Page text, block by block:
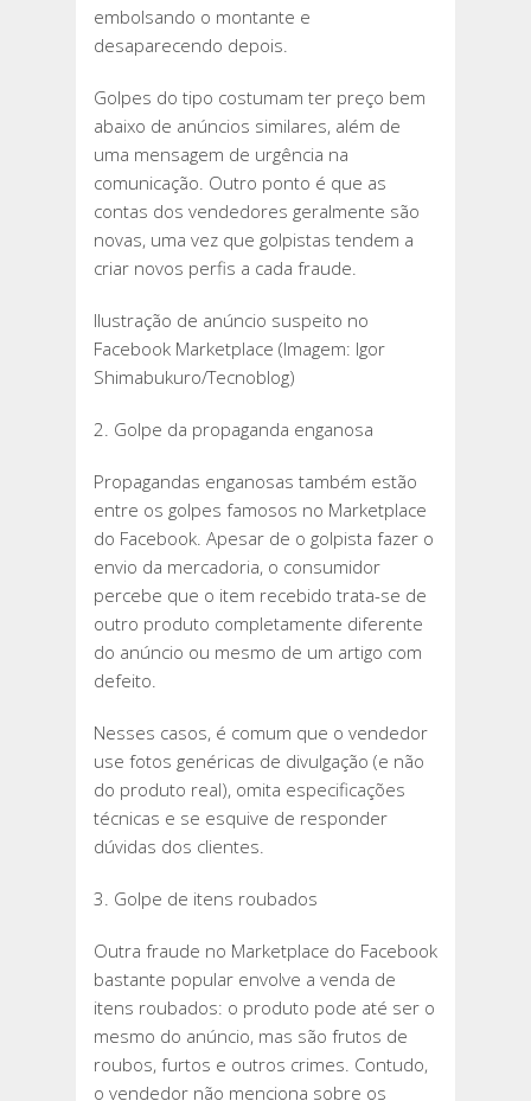
embolsando o montante e
desaparecendo depois.
Golpes do tipo costumam ter preço bem
abaixo de anúncios similares, além de
uma mensagem de urgência na
comunicação. Outro ponto é que as
contas dos vendedores geralmente são
novas, uma vez que golpistas tendem a
criar novos perfis a cada fraude.
Ilustração de anúncio suspeito no
Facebook Marketplace (Imagem: Igor
Shimabukuro/Tecnoblog)
2. Golpe da propaganda enganosa
Propagandas enganosas também estão
entre os golpes famosos no Marketplace
do Facebook. Apesar de o golpista fazer o
envio da mercadoria, o consumidor
percebe que o item recebido trata-se de
outro produto completamente diferente
do anúncio ou mesmo de um artigo com
defeito.
Nesses casos, é comum que o vendedor
use fotos genéricas de divulgação (e não
do produto real), omita especificações
técnicas e se esquive de responder
dúvidas dos clientes.
3. Golpe de itens roubados
Outra fraude no Marketplace do Facebook
bastante popular envolve a venda de
itens roubados: o produto pode até ser o
mesmo do anúncio, mas são frutos de
roubos, furtos e outros crimes. Contudo,
o vendedor não menciona sobre os